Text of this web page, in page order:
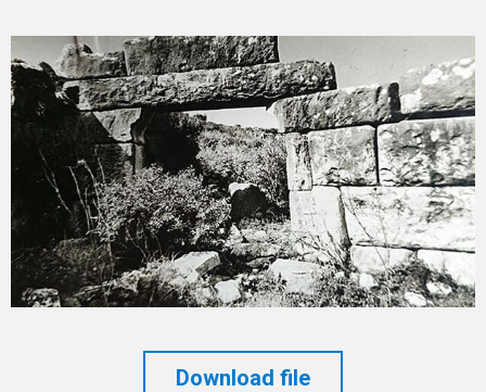
Download file